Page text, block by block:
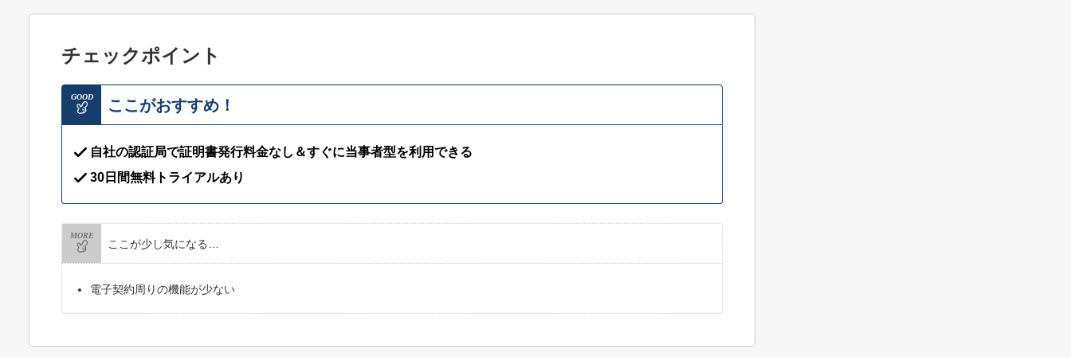
チェックポイント
GOOD ここがおすすめ！
自社の認証局で証明書発行料金なし＆すぐに当事者型を利用できる
30日間無料トライアルあり
MORE
ここが少し気になる…
電子契約周りの機能が少ない